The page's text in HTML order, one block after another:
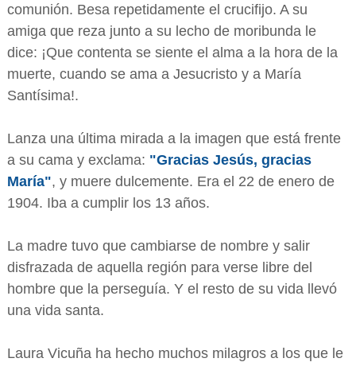
comunión. Besa repetidamente el crucifijo. A su
amiga que reza junto a su lecho de moribunda le
dice: ¡Que contenta se siente el alma a la hora de la
muerte, cuando se ama a Jesucristo y a María
Santísima!.
Lanza una última mirada a la imagen que está frente
a su cama y exclama: "Gracias Jesús, gracias
María", y muere dulcemente. Era el 22 de enero de
1904. Iba a cumplir los 13 años.
La madre tuvo que cambiarse de nombre y salir
disfrazada de aquella región para verse libre del
hombre que la perseguía. Y el resto de su vida llevó
una vida santa.
Laura Vicuña ha hecho muchos milagros a los que le